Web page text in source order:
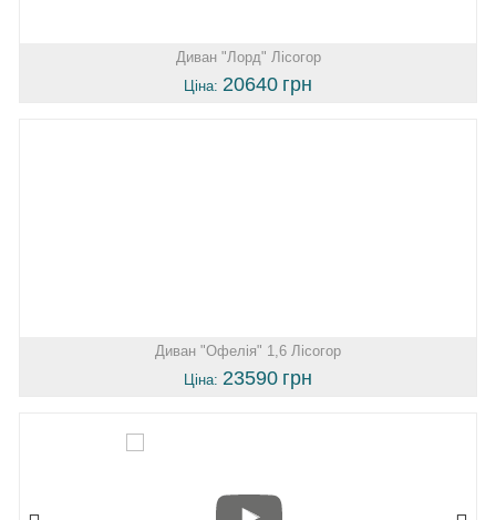
Диван "Лорд" Лісогор
Ціна: 20640 грн
Диван "Офелія" 1,6 Лісогор
Ціна: 23590 грн